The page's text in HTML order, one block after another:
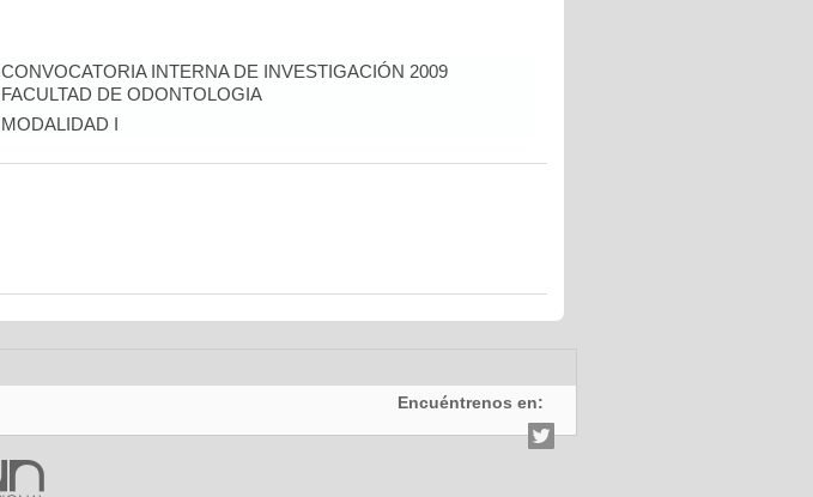
CONVOCATORIA INTERNA DE INVESTIGACIÓN 2009
FACULTAD DE ODONTOLOGIA
MODALIDAD I
Encuéntrenos en: